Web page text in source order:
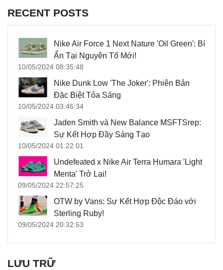
RECENT POSTS
Nike Air Force 1 Next Nature 'Oil Green': Bí
Ẩn Tại Nguyên Tố Mới!
10/05/2024 08:35:48
Nike Dunk Low 'The Joker': Phiên Bản
Đặc Biệt Tỏa Sáng
10/05/2024 03:46:34
Jaden Smith và New Balance MSFTSrep:
Sự Kết Hợp Đầy Sáng Tạo
10/05/2024 01:22:01
Undefeated x Nike Air Terra Humara 'Light
Menta' Trở Lại!
09/05/2024 22:57:25
OTW by Vans: Sự Kết Hợp Độc Đáo với
Sterling Ruby!
09/05/2024 20:32:53
LƯU TRỮ